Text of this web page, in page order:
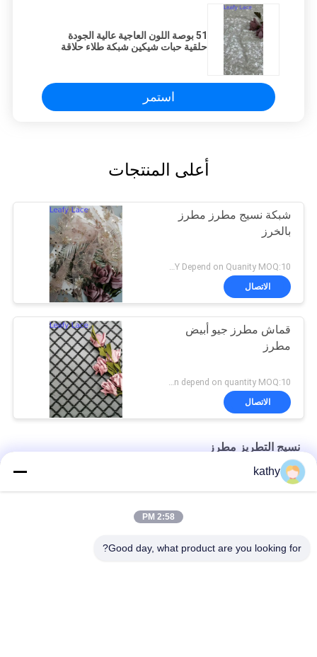
51 بوصة اللون العاجية عالية الجودة
حلقية حبات شيكين شبكة طلاء حلاقة
استمر
أعلى المنتجات
شبكة نسيج مطرز مطرز
بالخرز
USD8-12/Y Depend on Quanity MOQ:10 ياردة
الاتصال
قماش مطرز جيو أبيض
مطرز
Negotiation depend on quantity MOQ:10 ياردة
الاتصال
نسيج التطريز مطرز
الملابس النسائية الدانتيل الأبيض الترتر مطرز أقمشة التطريز
kathy
2:58 PM
Good day, what product are you looking for?